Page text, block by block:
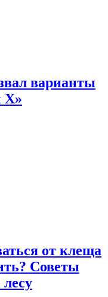
варианты
Х»
от клеща
Советы